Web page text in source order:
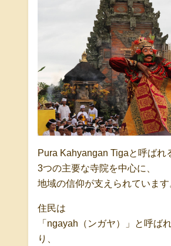
Pura Kahyangan Tigaと呼ばれ
3つの主要な寺院を中心に、
地域の信仰が支えられています
住民は
「ngayah（ンガヤ）」と呼ば
り、